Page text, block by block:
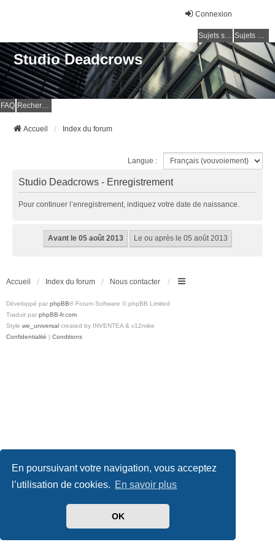
En poursuivant votre navigation, vous acceptez
l’utilisation de cookies. En savoir plus
OK
Connexion
Sujets sans réponse Sujets actifs
Studio Deadcrows
FAQ Rechercher
Accueil Index du forum
Langue :
Studio Deadcrows - Enregistrement
Pour continuer l’enregistrement, indiquez votre date de naissance.
Accueil Index du forum Nous contacter
Développé par phpBB® Forum Software © phpBB Limited
Traduit par phpBB-fr.com
Style we_universal created by INVENTEA & v12mike
Confidentialité | Conditions